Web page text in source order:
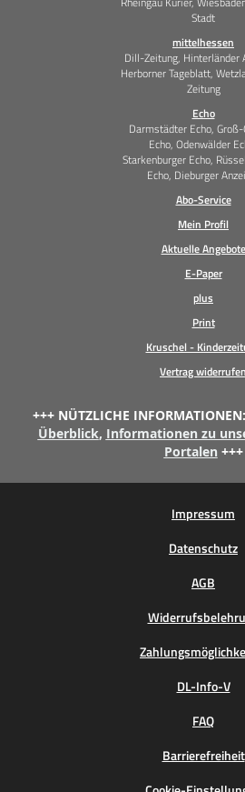
Stadt
mittelhessen
Dill-Zeitung, Hinterländer
Herborner Tageblatt,
Zeitung
Echo
Darmstädter Echo, Groß-
Echo, Odenwälder
Starkenburger Echo,
Echo, Dieburger
Abo-Service
Mein Profil
Aktuelle Angebote
E-Paper
plus
Print
Kruschel -
Vertrag widerrufen
+++ NÜTZLICHE INFORMATIONEN:
Überblick, Informationen zu
Portalen +++
Impressum
Datenschutz
AGB
DL-Info-V
FAQ
Barrierefreiheit